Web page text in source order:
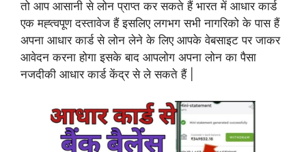
तो आप आसानी से लोन प्राप्त कर सकते हैं भारत में आधार कार्ड
एक मह्त्वपूण दस्तावेज हैं इसलिए लगभग सभी नागरिको के पास हैं
अपना आधार कार्ड से लोन लेने के लिए आपके वेबसाइट पर जाकर
आवेदन करना होगा इसके बाद आपलोग अपना लोन का पैसा
नजदीकी आधार कार्ड केंद्र से ले सकते हैं |